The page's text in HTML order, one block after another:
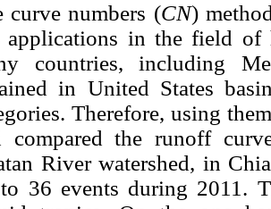
curve numbers (CN)
applications in the field
countries, including
in United States
Therefore, using
compared the runoff
River watershed, in
36 events during 2011.